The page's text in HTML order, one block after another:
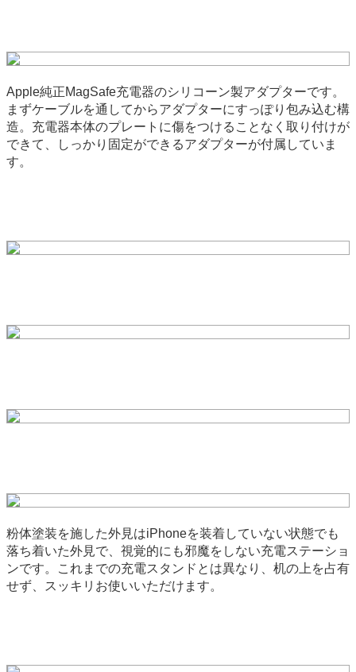
Apple純正MagSafe充電器のシリコーン製アダプターです。
まずケーブルを通してからアダプターにすっぽり包み込む構
造。充電器本体のプレートに傷をつけることなく取り付けが
できて、しっかり固定ができるアダプターが付属していま
す。
粉体塗装を施した外見はiPhoneを装着していない状態でも
落ち着いた外見で、視覚的にも邪魔をしない充電ステーショ
ンです。これまでの充電スタンドとは異なり、机の上を占有
せず、スッキリお使いいただけます。